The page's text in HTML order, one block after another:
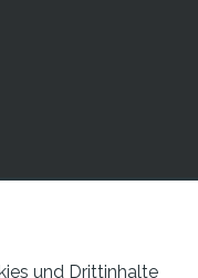
und Drittinhalte